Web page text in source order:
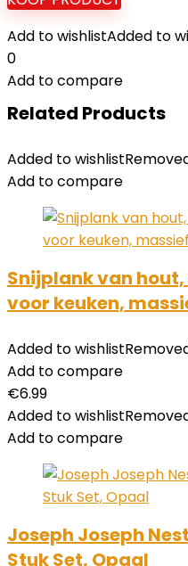
Add to wishlistAdded to
0
Add to compare
Related Products
Added to wishlist
Add to compare
Snijplank van
voor keuken,
Added to wishlist
Add to compare
€6.99
Added to wishlist
Add to compare
Joseph Joseph
Stuk Set, Opaal